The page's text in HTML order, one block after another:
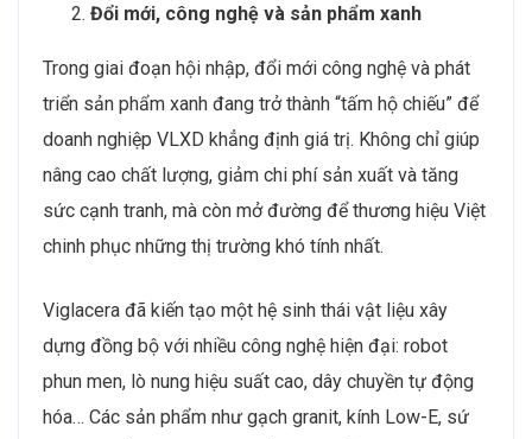
Đổi mới, công nghệ và sản phẩm xanh
Trong giai đoạn hội nhập, đổi mới công nghệ và phát
triển sản phẩm xanh đang trở thành “tấm hộ chiếu” để
doanh nghiệp VLXD khẳng định giá trị. Không chỉ giúp
nâng cao chất lượng, giảm chi phí sản xuất và tăng
sức cạnh tranh, mà còn mở đường để thương hiệu Việt
chinh phục những thị trường khó tính nhất.
Viglacera đã kiến tạo một hệ sinh thái vật liệu xây
dựng đồng bộ với nhiều công nghệ hiện đại: robot
phun men, lò nung hiệu suất cao, dây chuyền tự động
hóa… Các sản phẩm như gạch granit, kính Low-E, sứ